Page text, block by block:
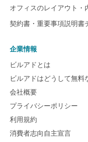
オフィスのレイアウト・
契約書・重要事項説明書
企業情報
ビルアドとは
ビルアドはどうして無料
会社概要
プライバシーポリシー
利用規約
消費者志向自主宣言